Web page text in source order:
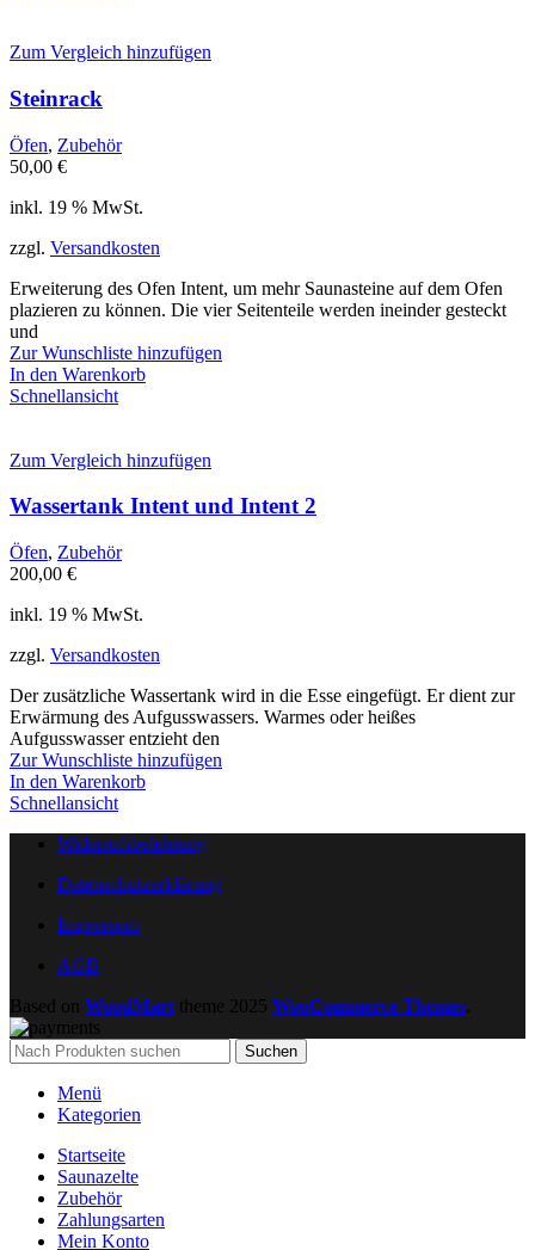
Zum Vergleich hinzufügen
Steinrack
Öfen, Zubehör
50,00 €
inkl. 19 % MwSt.
zzgl. Versandkosten
Erweiterung des Ofen Intent, um mehr Saunasteine auf dem Ofen
plazieren zu können. Die vier Seitenteile werden ineinder gesteckt
und
Zur Wunschliste hinzufügen
In den Warenkorb
Schnellansicht
Zum Vergleich hinzufügen
Wassertank Intent und Intent 2
Öfen, Zubehör
200,00 €
inkl. 19 % MwSt.
zzgl. Versandkosten
Der zusätzliche Wassertank wird in die Esse eingefügt. Er dient zur
Erwärmung des Aufgusswassers. Warmes oder heißes
Aufgusswasser entzieht den
Zur Wunschliste hinzufügen
In den Warenkorb
Schnellansicht
Widerrufsbelehrung
Datenschutzerklärung
Impressum
AGB
Based on WoodMart theme 2025 WooCommerce Themes
Suchen
Menü
Kategorien
Startseite
Saunazelte
Zubehör
Zahlungsarten
Mein Konto